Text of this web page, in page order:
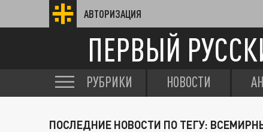
АВТОРИЗАЦИЯ
ПЕРВЫЙ
РУБРИКИ НОВОСТИ
ПОСЛЕДНИЕ НОВОСТИ ПО ТЕГУ: